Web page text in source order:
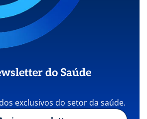
do Saúde
exclusivos do setor da saúde.